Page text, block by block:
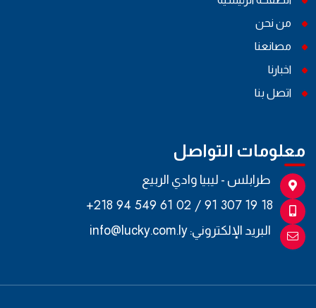
من نحن
مصانعنا
اخبارنا
اتصل بنا
معلومات التواصل
طرابلس - ليبيا وادي الربيع
+218 94 549 61 02 / 91 307 19 18
البريد الإلكتروني: info@lucky.com.ly